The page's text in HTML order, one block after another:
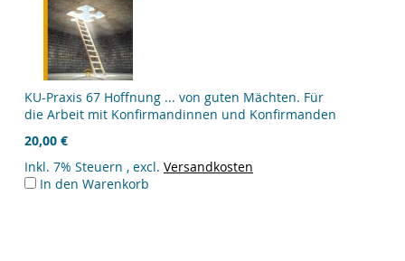
KU-Praxis 67 Hoffnung ... von guten Mächten. Für
die Arbeit mit Konfirmandinnen und Konfirmanden
20,00 €
Inkl. 7% Steuern , excl. Versandkosten
In den Warenkorb